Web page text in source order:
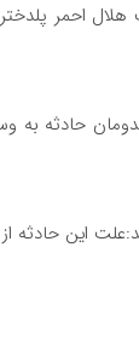
احمر
این